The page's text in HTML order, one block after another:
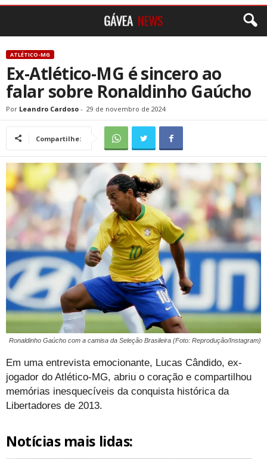
ATLÉTICO-MG
Ex-Atlético-MG é sincero ao
falar sobre Ronaldinho Gaúcho
Por Leandro Cardoso - 29 de novembro de 2024
Compartilhe:
Ronaldinho Gaúcho com a camisa da Seleção Brasileira (Foto: Reprodução/Instagram)
Em uma entrevista emocionante, Lucas Cândido, ex-
jogador do Atlético-MG, abriu o coração e compartilhou
memórias inesquecíveis da conquista histórica da
Libertadores de 2013.
Notícias mais lidas: